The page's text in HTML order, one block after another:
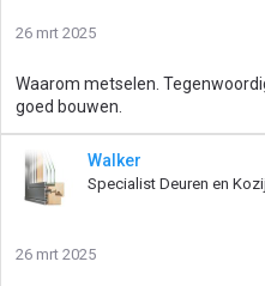
26 mrt 2025
Waarom metselen.
goed bouwen.
Walker
Specialist Deuren en
26 mrt 2025